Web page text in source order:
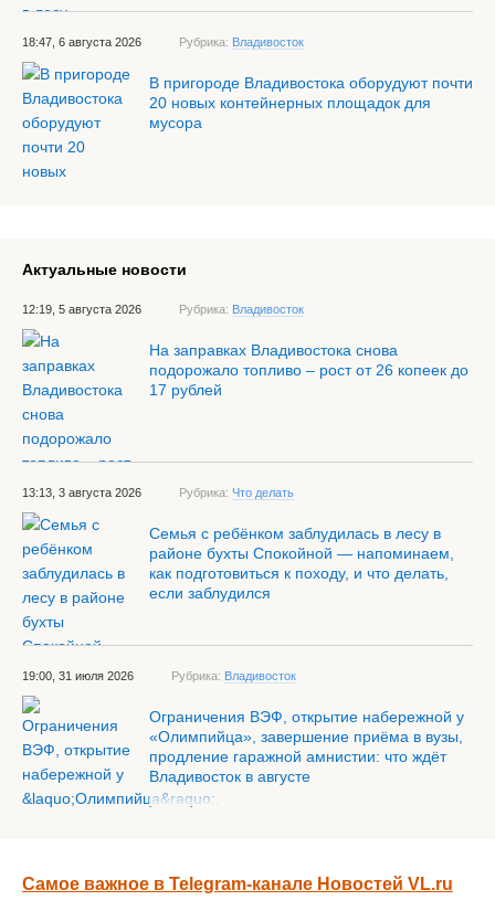
18:47, 6 августа 2026 Рубрика: Владивосток
В пригороде Владивостока оборудуют почти
20 новых контейнерных площадок для
мусора
Актуальные новости
12:19, 5 августа 2026 Рубрика: Владивосток
На заправках Владивостока снова
подорожало топливо – рост от 26 копеек до
17 рублей
13:13, 3 августа 2026 Рубрика: Что делать
Семья с ребёнком заблудилась в лесу в
районе бухты Спокойной — напоминаем,
как подготовиться к походу, и что делать,
если заблудился
19:00, 31 июля 2026 Рубрика: Владивосток
Ограничения ВЭФ, открытие набережной у
«Олимпийца», завершение приёма в вузы,
продление гаражной амнистии: что ждёт
Владивосток в августе
Самое важное в Telegram-канале Новостей VL.ru